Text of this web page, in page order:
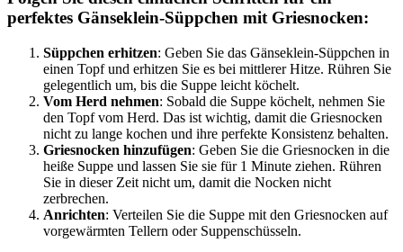
perfektes Gänseklein-Süppchen mit Griesnocken:
Süppchen erhitzen: Geben Sie das Gänseklein-Süppchen in
einen Topf und erhitzen Sie es bei mittlerer Hitze. Rühren Sie
gelegentlich um, bis die Suppe leicht köchelt.
Vom Herd nehmen: Sobald die Suppe köchelt, nehmen Sie
den Topf vom Herd. Das ist wichtig, damit die Griesnocken
nicht zu lange kochen und ihre perfekte Konsistenz behalten.
Griesnocken hinzufügen: Geben Sie die Griesnocken in die
heiße Suppe und lassen Sie sie für 1 Minute ziehen. Rühren
Sie in dieser Zeit nicht um, damit die Nocken nicht
zerbrechen.
Anrichten: Verteilen Sie die Suppe mit den Griesnocken auf
vorgewärmten Tellern oder Suppenschüsseln.